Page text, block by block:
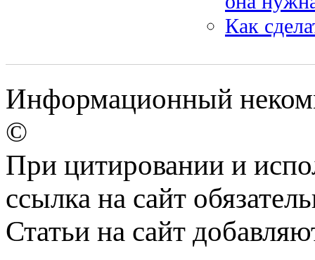
Как
Информационный
©
При цитировании и
ссылка на сайт
Статьи на сайт